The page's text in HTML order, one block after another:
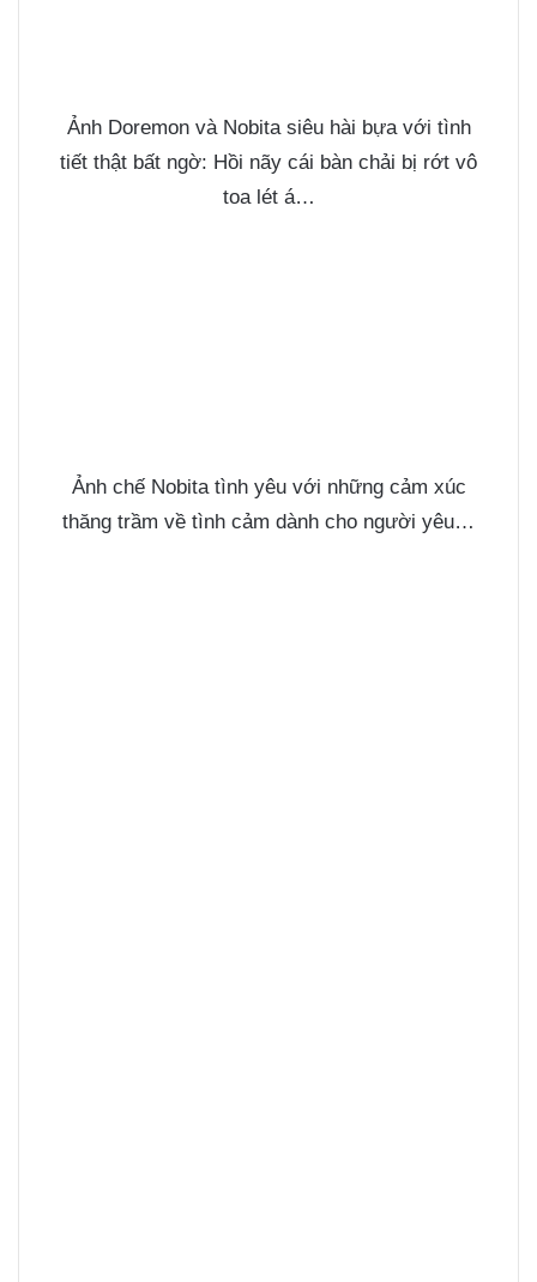
Ảnh Doremon và Nobita siêu hài bựa với tình
tiết thật bất ngờ: Hồi nãy cái bàn chải bị rớt vô
toa lét á…
Ảnh chế Nobita tình yêu với những cảm xúc
thăng trầm về tình cảm dành cho người yêu…